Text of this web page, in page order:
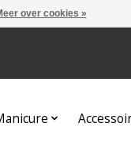
over cookies »